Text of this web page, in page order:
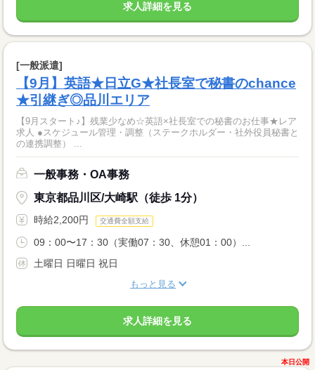
求人詳細を見る
[一般派遣]
【9月】英語★日立G★社長室で秘書のchance
★引継ぎ◎品川エリア
【9月スタート♪】残業少なめ☆英語×社長室での秘書のお仕事★レア
求人 ●スケジュール管理・調整（ステークホルダー・社外役員秘書と
の連携調整） ...
一般事務・OA事務
東京都品川区/大崎駅（徒歩 1分）
時給2,200円 交通費全額支給
09：00〜17：30（実働07：30、休憩01：00）...
土曜日 日曜日 祝日
もっと見る
求人詳細を見る
本日公開